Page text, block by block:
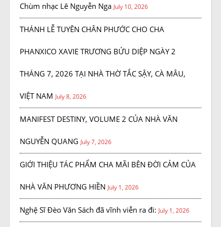
Chùm nhạc Lê Nguyễn Nga July 10, 2026
THÁNH LỄ TUYÊN CHÂN PHƯỚC CHO CHA
PHANXICO XAVIE TRƯƠNG BỬU DIỆP NGÀY 2
THÁNG 7, 2026 TẠI NHÀ THỜ TẮC SẬY, CÀ MÂU,
VIỆT NAM July 8, 2026
MANIFEST DESTINY, VOLUME 2 CỦA NHÀ VĂN
NGUYỄN QUANG July 7, 2026
GIỚI THIỆU TÁC PHẨM CHA MÃI BÊN ĐỜI CẢM CỦA
NHÀ VĂN PHƯƠNG HIỀN July 1, 2026
Nghệ Sĩ Đèo Văn Sách đã vĩnh viễn ra đi: July 1, 2026